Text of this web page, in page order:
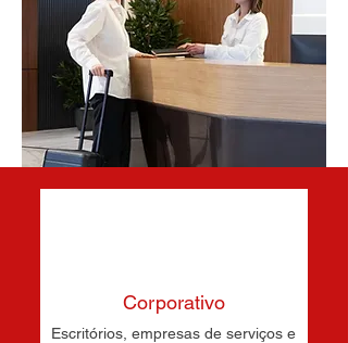
Corporativo
Escritórios, empresas de serviços e